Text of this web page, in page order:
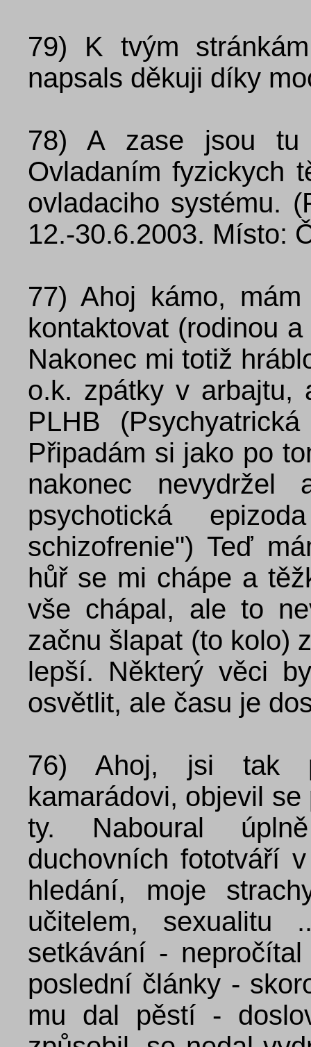
79) K tvým
napsals děkuji díky
78)A zase jsou tu
Ovladaním fyzickych
ovladaciho systému.
12.-30.6.2003. Místo:
77)Ahoj kámo,
kontaktovat (rodinou
Nakonec mi totiž
o.k. zpátky v arbajtu,
PLHB
Připadám si jako po
nakonec
psychotická
schizofrenie") Teď
hůř se mi chápe a
vše chápal, ale to
začnu šlapat (to kolo)
lepší. Některý věci
osvětlit, ale času je
76) Ahoj, jsi tak
kamarádovi, objevil
ty. Naboural
duchovních fototváří
hledání, moje
učitelem,
setkávání -
poslední články -
mu dal pěstí -